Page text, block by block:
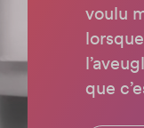
voulu
que